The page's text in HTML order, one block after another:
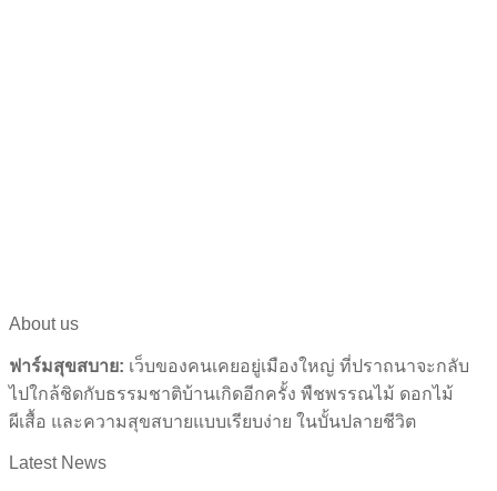
About us
ฟาร์มสุขสบาย: เว็บของคนเคยอยู่เมืองใหญ่ ที่ปราถนาจะกลับ
ไปใกล้ชิดกับธรรมชาติบ้านเกิดอีกครั้ง พืชพรรณไม้ ดอกไม้
ผีเสื้อ และความสุขสบายแบบเรียบง่าย ในบั้นปลายชีวิต
Latest News